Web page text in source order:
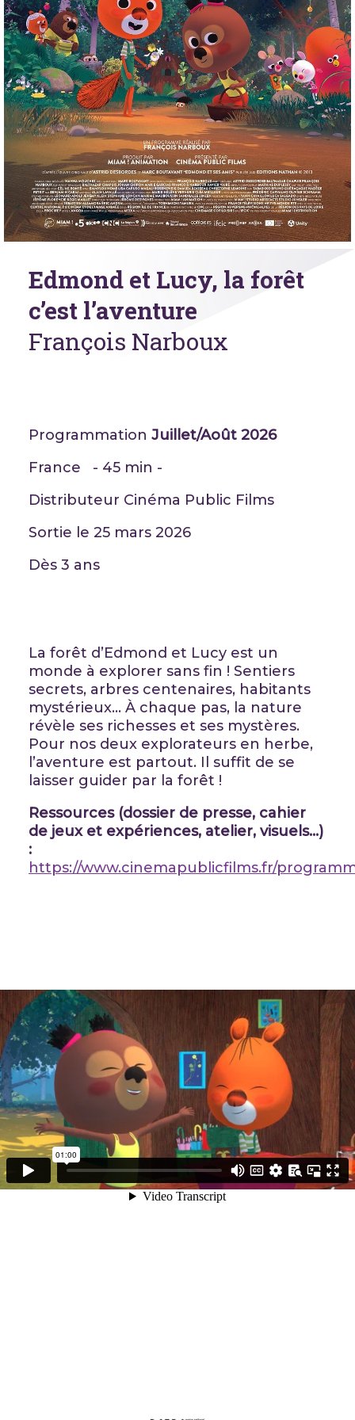
Edmond et Lucy, la forêt
c’est l’aventure
François Narboux
Programmation Juillet/Août 2026
France - 45 min -
Distributeur Cinéma Public Films
Sortie le 25 mars 2026
Dès 3 ans
La forêt d’Edmond et Lucy est un
monde à explorer sans fin ! Sentiers
secrets, arbres centenaires, habitants
mystérieux… À chaque pas, la nature
révèle ses richesses et ses mystères.
Pour nos deux explorateurs en herbe,
l’aventure est partout. Il suffit de se
laisser guider par la forêt !
Ressources (dossier de presse, cahier
de jeux et expériences, atelier, visuels…)
:
https://www.cinemapublicfilms.fr/